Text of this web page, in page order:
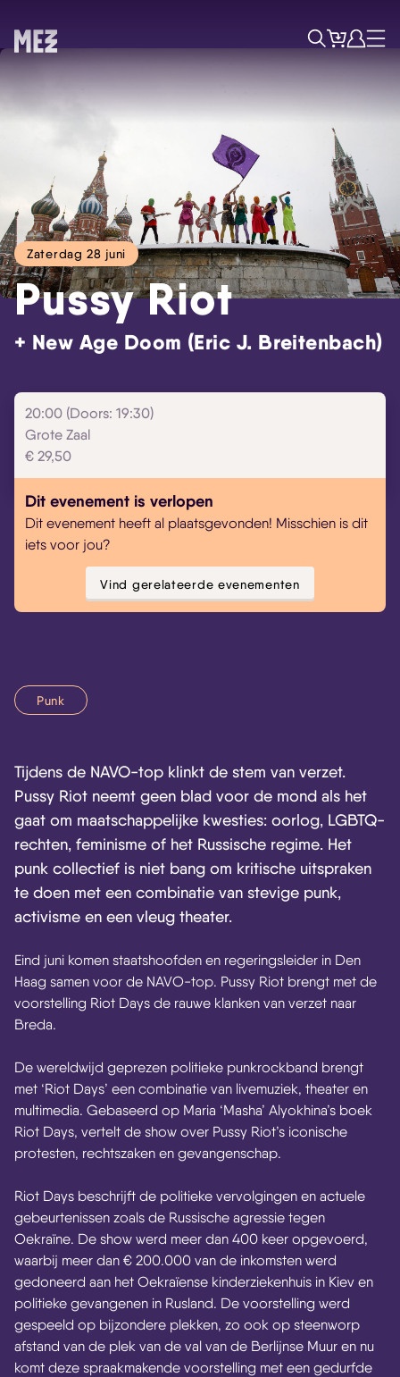
Skip navigatie
ZoekTicketsAccount
Menu
Zaterdag 28 juni
Pussy Riot
+ New Age Doom (Eric J. Breitenbach)
20:00 (Doors: 19:30)
Grote Zaal
€ 29,50
Dit evenement is verlopen
Dit evenement heeft al plaatsgevonden! Misschien is dit
iets voor jou?
Vind gerelateerde evenementen
Punk
Tijdens de NAVO-top klinkt de stem van verzet.
Pussy Riot neemt geen blad voor de mond als het
gaat om maatschappelijke kwesties: oorlog, LGBTQ-
rechten, feminisme of het Russische regime. Het
punk collectief is niet bang om kritische uitspraken
te doen met een combinatie van stevige punk,
activisme en een vleug theater.
Eind juni komen staatshoofden en regeringsleider in Den
Haag samen voor de NAVO-top. Pussy Riot brengt met de
voorstelling Riot Days de rauwe klanken van verzet naar
Breda.
De wereldwijd geprezen politieke punkrockband brengt
met ‘Riot Days’ een combinatie van livemuziek, theater en
multimedia. Gebaseerd op Maria ‘Masha’ Alyokhina’s boek
Riot Days, vertelt de show over Pussy Riot’s iconische
protesten, rechtszaken en gevangenschap.
Riot Days beschrijft de politieke vervolgingen en actuele
gebeurtenissen zoals de Russische agressie tegen
Oekraïne. De show werd meer dan 400 keer opgevoerd,
waarbij meer dan € 200.000 van de inkomsten werd
gedoneerd aan het Oekraïense kinderziekenhuis in Kiev en
politieke gevangenen in Rusland. De voorstelling werd
gespeeld op bijzondere plekken, zo ook op steenworp
afstand van de plek van de val van de Berlijnse Muur en nu
komt deze spraakmakende voorstelling met een gedurfde